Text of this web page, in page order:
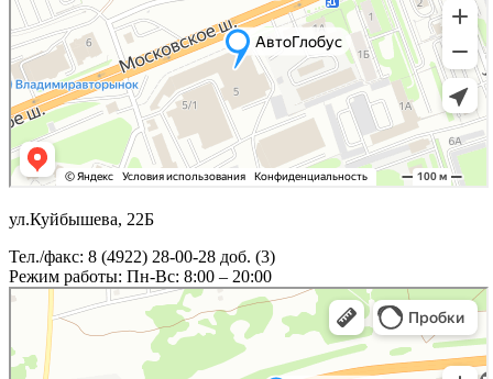
ул.Куйбышева, 22Б
Тел./факс: 8 (4922) 28-00-28 доб. (3)
Режим работы: Пн-Вс: 8:00 – 20:00